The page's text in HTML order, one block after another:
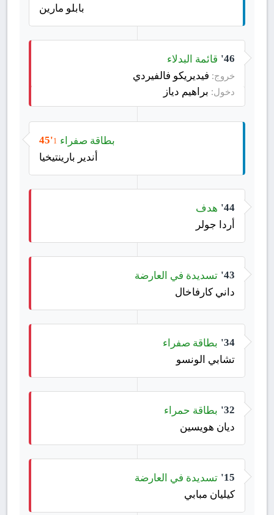
بابلو مارين
46' قائمة البدلاء
خروج: فيديريكو فالفيردي
دخول: براهيم دياز
45'1 بطاقة صفراء
أندير بارينتيخيا
44' هدف
أردا جولر
43' تسديدة في العارضة
داني كارفاخال
34' بطاقة صفراء
تشابي الونسو
32' بطاقة حمراء
ديان هويسين
15' تسديدة في العارضة
كيليان مبابي